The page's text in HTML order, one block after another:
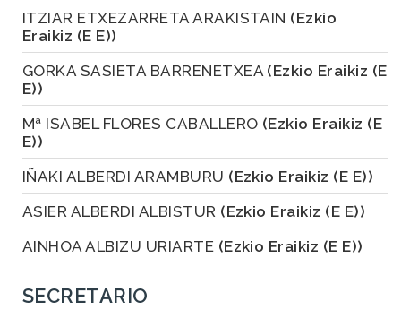
ITZIAR ETXEZARRETA ARAKISTAIN (Ezkio
Eraikiz (E E))
GORKA SASIETA BARRENETXEA (Ezkio Eraikiz (E
E))
Mª ISABEL FLORES CABALLERO (Ezkio Eraikiz (E
E))
IÑAKI ALBERDI ARAMBURU (Ezkio Eraikiz (E E))
ASIER ALBERDI ALBISTUR (Ezkio Eraikiz (E E))
AINHOA ALBIZU URIARTE (Ezkio Eraikiz (E E))
SECRETARIO